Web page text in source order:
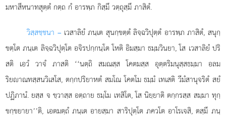
มหาสีหนาทสุตฺตํ กตฺถ กํ อารพฺภ กิสฺมึ วตฺถุสฺมึ ภาสิตํ.
วิสฺสชฺชนา – เวสาลิยํ ภนฺเต สุนกฺขตฺตํ ลิจฺฉวิปุตฺตํ อารพฺภ ภาสิตํ, สนุกฺ
ขตฺโต ภนฺเต ลิจฺฉวิปุตฺโต อจิรปกฺกนฺโต โหติ อิมสฺมา ธมฺมวินยา, โส เวสาลิยํ ปริ
สติ เอวํ วาจํ ภาสติ ‘‘นตฺถิ สมณสฺส โคตมสฺส อุตฺตริมนุสฺสธมฺมา อลม
ริยาณทสฺสนวิเสโส, ตกฺกปริยาหตํ สมโณ โคตโม ธมฺมํ เทเสติ วีมํสานุจริตํ สยํ
ปฏิภานํ. ยสฺส จ ขฺวาสฺส อตฺถาย ธมฺโม เทสิโต, โส นิยฺยาติ ตกฺกรสฺส สมฺมา ทุกฺ
ขกฺขยายา’’ติ, เอตมตฺถํ ภนฺเต อายสฺมา สาริปุตฺโต ภควโต อาโรเจสิ, ตสฺมึ ภนฺ